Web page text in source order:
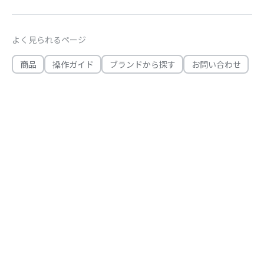
よく見られるページ
商品 操作ガイド ブランドから探す お問い合わせ